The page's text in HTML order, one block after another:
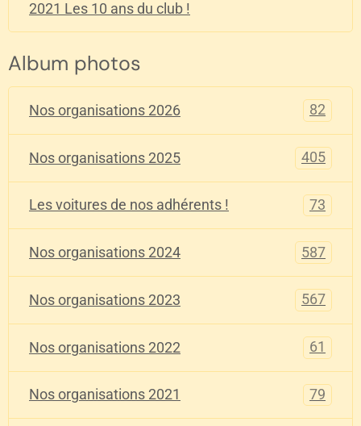
2021 Les 10 ans du club !
Album photos
Nos organisations 2026 82
Nos organisations 2025 405
Les voitures de nos adhérents ! 73
Nos organisations 2024 587
Nos organisations 2023 567
Nos organisations 2022 61
Nos organisations 2021 79